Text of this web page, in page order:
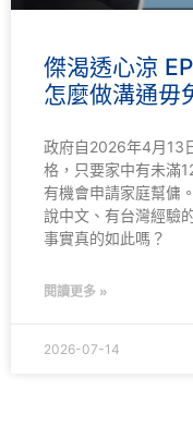
傑渴透心涼
怎麼做溝通毋
政府自2026年4月13
格，只要家中有未滿
有機會申請家庭幫傭
說中文、有台灣經驗
事實真的如此嗎？
閱讀更多 »
2026-07-14